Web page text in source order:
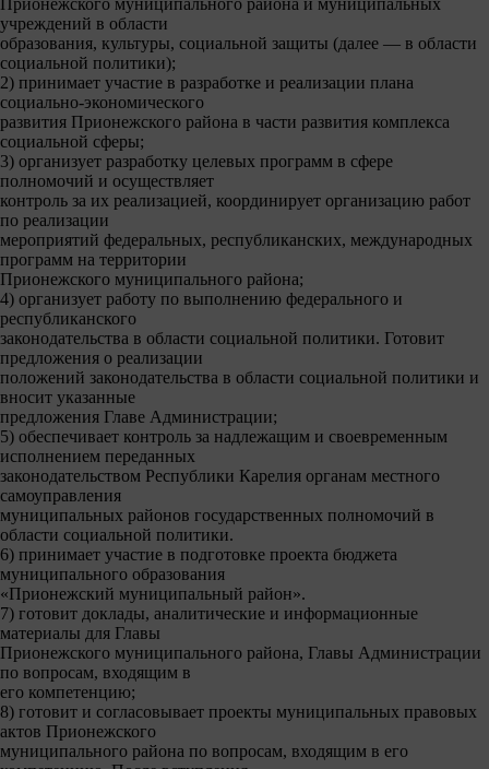
Прионежского муниципального района и муниципальных
учреждений в области
образования, культуры, социальной защиты (далее — в области
социальной политики);
2) принимает участие в разработке и реализации плана
социально-экономического
развития Прионежского района в части развития комплекса
социальной сферы;
3) организует разработку целевых программ в сфере
полномочий и осуществляет
контроль за их реализацией, координирует организацию работ
по реализации
мероприятий федеральных, республиканских, международных
программ на территории
Прионежского муниципального района;
4) организует работу по выполнению федерального и
республиканского
законодательства в области социальной политики. Готовит
предложения о реализации
положений законодательства в области социальной политики и
вносит указанные
предложения Главе Администрации;
5) обеспечивает контроль за надлежащим и своевременным
исполнением переданных
законодательством Республики Карелия органам местного
самоуправления
муниципальных районов государственных полномочий в
области социальной политики.
6) принимает участие в подготовке проекта бюджета
муниципального образования
«Прионежский муниципальный район».
7) готовит доклады, аналитические и информационные
материалы для Главы
Прионежского муниципального района, Главы Администрации
по вопросам, входящим в
его компетенцию;
8) готовит и согласовывает проекты муниципальных правовых
актов Прионежского
муниципального района по вопросам, входящим в его